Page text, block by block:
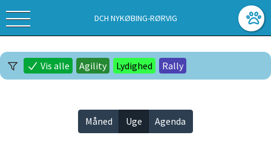
DCH NYKØBING-RØRVIG
Vis alle Agility Lydighed Rally
Måned Uge Agenda